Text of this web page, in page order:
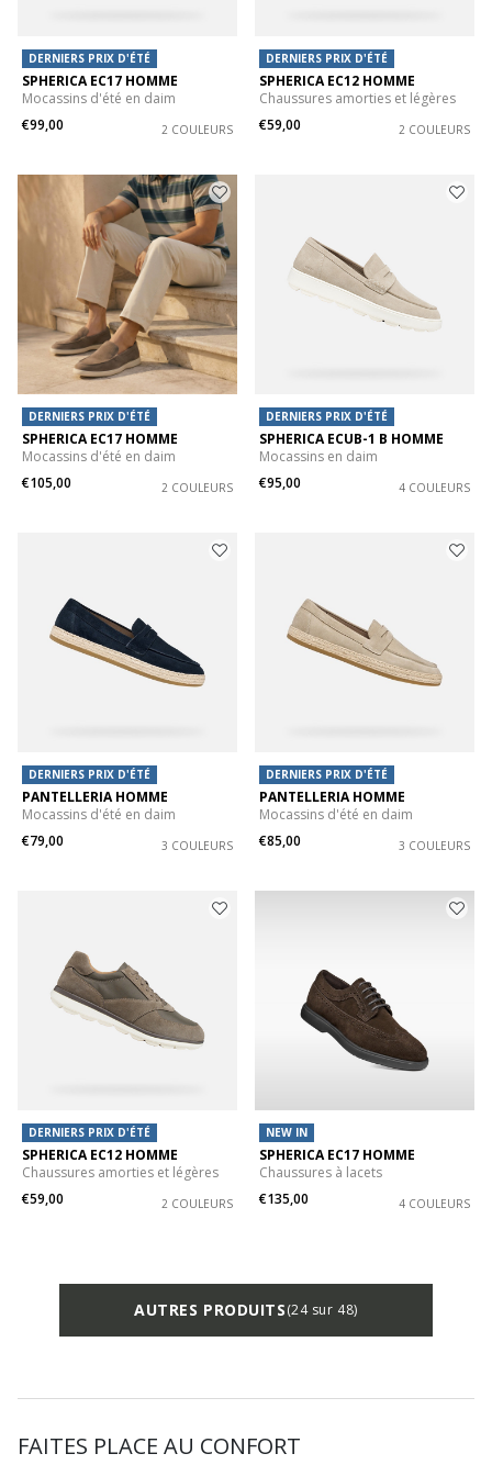
DERNIERS PRIX D'ÉTÉ
SPHERICA EC17 HOMME
Mocassins d'été en daim
€99,00
2 COULEURS
DERNIERS PRIX D'ÉTÉ
SPHERICA EC12 HOMME
Chaussures amorties et légères
€59,00
2 COULEURS
DERNIERS PRIX D'ÉTÉ
SPHERICA EC17 HOMME
Mocassins d'été en daim
€105,00
2 COULEURS
DERNIERS PRIX D'ÉTÉ
SPHERICA ECUB-1 B HOMME
Mocassins en daim
€95,00
4 COULEURS
DERNIERS PRIX D'ÉTÉ
PANTELLERIA HOMME
Mocassins d'été en daim
€79,00
3 COULEURS
DERNIERS PRIX D'ÉTÉ
PANTELLERIA HOMME
Mocassins d'été en daim
€85,00
3 COULEURS
DERNIERS PRIX D'ÉTÉ
SPHERICA EC12 HOMME
Chaussures amorties et légères
€59,00
2 COULEURS
NEW IN
SPHERICA EC17 HOMME
Chaussures à lacets
€135,00
4 COULEURS
AUTRES PRODUITS(24 sur 48)
FAITES PLACE AU CONFORT